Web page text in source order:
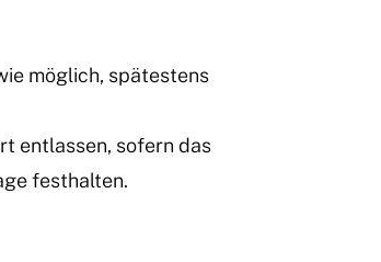
möglich, spätestens
entlassen, sofern das
festhalten.